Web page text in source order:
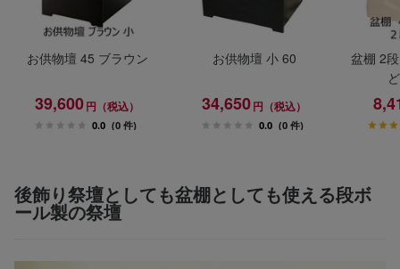
お供物壇 45 ブラウン
39,600円（税込）
0.0 (0 件)
お供物壇 小 60
34,650円（税込）
0.0 (0 件)
盆棚 2
後飾り祭壇としても盆棚としても使える段ボ
ール製の祭壇